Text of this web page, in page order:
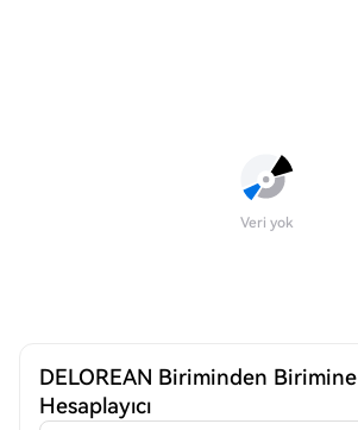
Veri yok
DELOREAN Biriminden Birimine
Hesaplayıcı